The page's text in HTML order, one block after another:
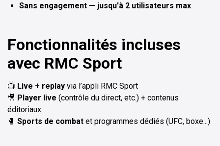
Sans engagement — jusqu’à 2 utilisateurs max
Fonctionnalités incluses
avec RMC Sport
📺 Live + replay via l’appli RMC Sport
🎥 Player live (contrôle du direct, etc.) + contenus
éditoriaux
🥊 Sports de combat et programmes dédiés (UFC, boxe...)